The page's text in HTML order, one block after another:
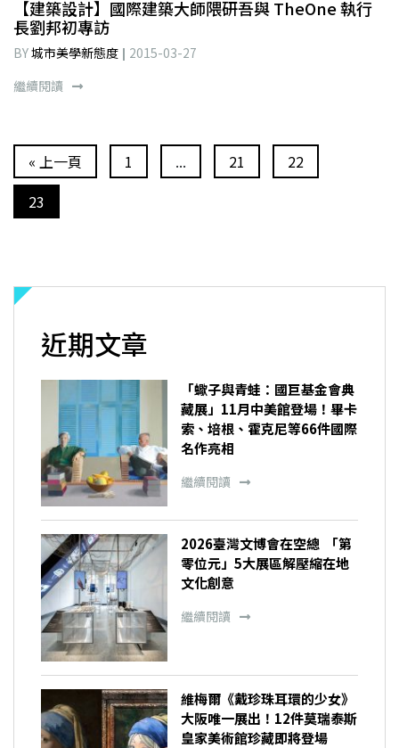
【建築設計】國際建築大師隈研吾與 TheOne 執行
長劉邦初專訪
BY城市美學新態度
2015-03-27
繼續閱讀
« 上一頁 1 ... 21
22
23
近期文章
「蠍子與青蛙：國巨基金會典
藏展」11月中美館登場！畢卡
索、培根、霍克尼等66件國際
名作亮相
繼續閱讀
2026臺灣文博會在空總 「第
零位元」5大展區解壓縮在地
文化創意
繼續閱讀
維梅爾《戴珍珠耳環的少女》
大阪唯一展出！12件莫瑞泰斯
皇家美術館珍藏即將登場